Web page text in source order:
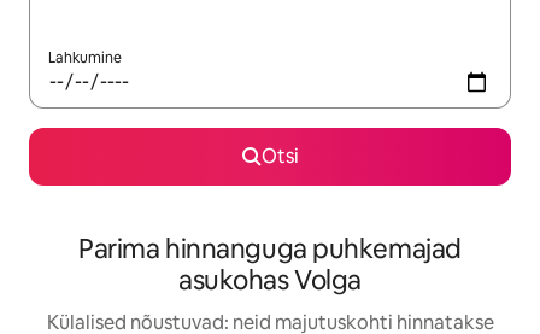
Lahkumine
Otsi
Parima hinnanguga puhkemajad
asukohas Volga
Külalised nõustuvad: neid majutuskohti hinnatakse